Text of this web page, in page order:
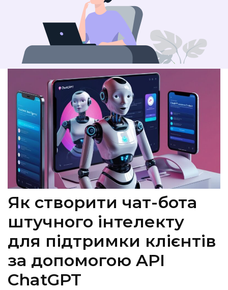
Як створити чат-бота
штучного інтелекту
для підтримки клієнтів
за допомогою API
ChatGPT